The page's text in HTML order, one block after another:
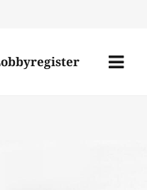
Menü